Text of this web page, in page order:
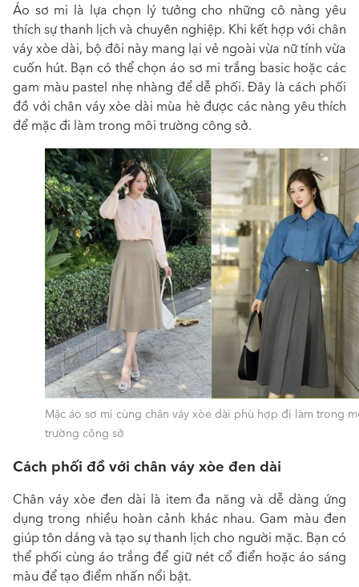
Áo sơ mi là lựa chọn lý tưởng cho những cô nàng yêu
thích sự thanh lịch và chuyên nghiệp. Khi kết hợp với chân
váy xòe dài, bộ đôi này mang lại vẻ ngoài vừa nữ tính vừa
cuốn hút. Bạn có thể chọn áo sơ mi trắng basic hoặc các
gam màu pastel nhẹ nhàng để dễ phối. Đây là cách phối
đồ với chân váy xòe dài mùa hè được các nàng yêu thích
để mặc đi làm trong môi trường công sở.
Mặc áo sơ mi cùng chân váy xòe dài phù hợp đi làm trong
trường công sở
Cách phối đồ với chân váy xòe đen dài
Chân váy xòe đen dài là item đa năng và dễ dàng ứng
dụng trong nhiều hoàn cảnh khác nhau. Gam màu đen
giúp tôn dáng và tạo sự thanh lịch cho người mặc. Bạn có
thể phối cùng áo trắng để giữ nét cổ điển hoặc áo sáng
màu để tạo điểm nhấn nổi bật.